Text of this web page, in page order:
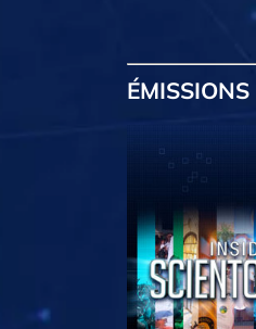
ÉMISSIONS